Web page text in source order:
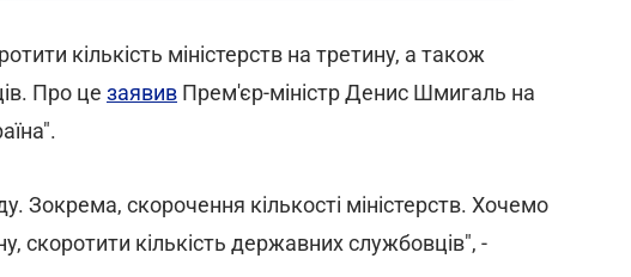
кількість міністерств на третину, а також
Про це заявив Прем'єр-міністр Денис Шмигаль на
Зокрема, скорочення кількості міністерств. Хочемо
скоротити кількість державних службовців", -